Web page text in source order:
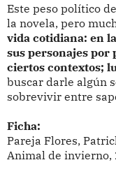
Este peso político
la novela, pero
vida cotidiana: en
sus personajes
ciertos contextos;
buscar darle algún
sobrevivir entre
Ficha:
Pareja Flores,
Animal de invierno,